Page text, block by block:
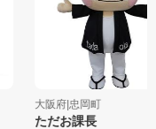
大阪府|忠岡町
ただお課長